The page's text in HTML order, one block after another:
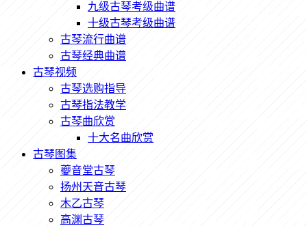
九级古琴考级曲谱
十级古琴考级曲谱
古琴流行曲谱
古琴经典曲谱
古琴视频
古琴选购指导
古琴指法教学
古琴曲欣赏
十大名曲欣赏
古琴图集
夔音堂古琴
扬州天音古琴
木乙古琴
高渊古琴